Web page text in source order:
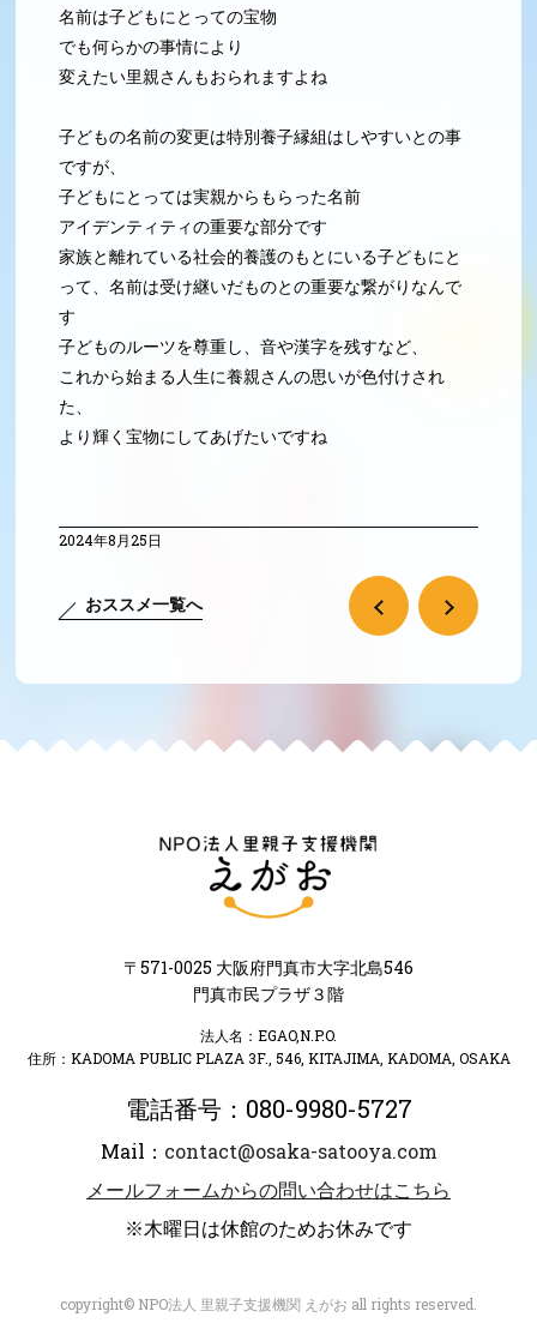
名前は子どもにとっての宝物
でも何らかの事情により
変えたい里親さんもおられますよね
子どもの名前の変更は特別養子縁組はしやすいとの事
ですが、
子どもにとっては実親からもらった名前
アイデンティティの重要な部分です
家族と離れている社会的養護のもとにいる子どもにと
って、名前は受け継いだものとの重要な繋がりなんで
す
子どものルーツを尊重し、音や漢字を残すなど、
これから始まる人生に養親さんの思いが色付けされ
た、
より輝く宝物にしてあげたいですね
2024年8月25日
おススメ一覧へ
〒571-0025 大阪府門真市大字北島546
門真市民プラザ３階
法人名：EGAO,N.P.O.
住所：KADOMA PUBLIC PLAZA 3F., 546, KITAJIMA, KADOMA, OSAKA
電話番号：080-9980-5727
Mail： contact@osaka-satooya.com
メールフォームからの問い合わせはこちら
※木曜日は休館のためお休みです
copyright© NPO法人 里親子支援機関 えがお all rights reserved.